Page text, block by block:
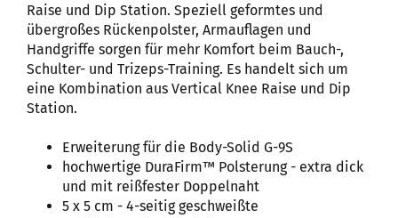
Raise und Dip Station. Speziell geformtes und
übergroßes Rückenpolster, Armauflagen und
Handgriffe sorgen für mehr Komfort beim Bauch-,
Schulter- und Trizeps-Training. Es handelt sich um
eine Kombination aus Vertical Knee Raise und Dip
Station.
Erweiterung für die Body-Solid G-9S
hochwertige DuraFirm™ Polsterung - extra dick
und mit reißfester Doppelnaht
5 x 5 cm - 4-seitig geschweißte